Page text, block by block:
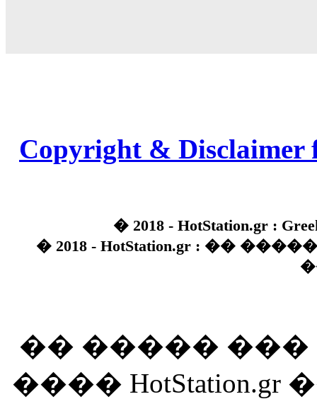
Copyright & Disclaimer
� 2018 - HotStation.gr :
� 2018 - HotStation.gr : ��
�� �����
����